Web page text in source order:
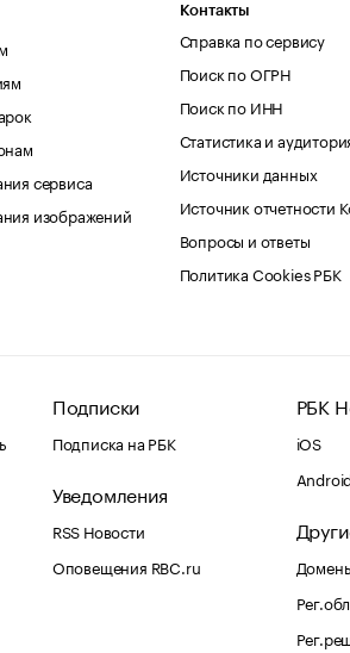
сервиса
изображений
Контакты
Справка по сервису
Поиск по ОГРН
Поиск по ИНН
Статистика и
Источники данных
Источник отчетности
Вопросы и ответы
Политика Cookies РБК
Подписки
Подписка на РБК
Уведомления
RSS Новости
Оповещения RBC.ru
РБК
iOS